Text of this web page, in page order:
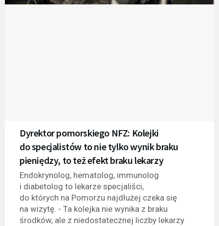
Dyrektor pomorskiego NFZ: Kolejki
do specjalistów to nie tylko wynik braku
pieniędzy, to też efekt braku lekarzy
Endokrynolog, hematolog, immunolog
i diabetolog to lekarze specjaliści,
do których na Pomorzu najdłużej czeka się
na wizytę. - Ta kolejka nie wynika z braku
środków, ale z niedostatecznej liczby lekarzy